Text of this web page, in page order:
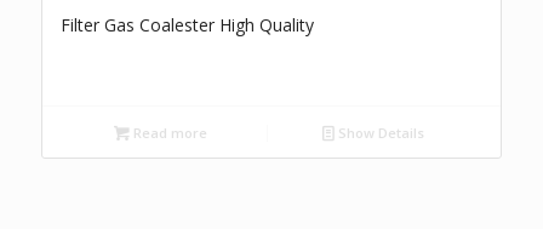
Filter Gas Coalester High Quality
Read more Show Details